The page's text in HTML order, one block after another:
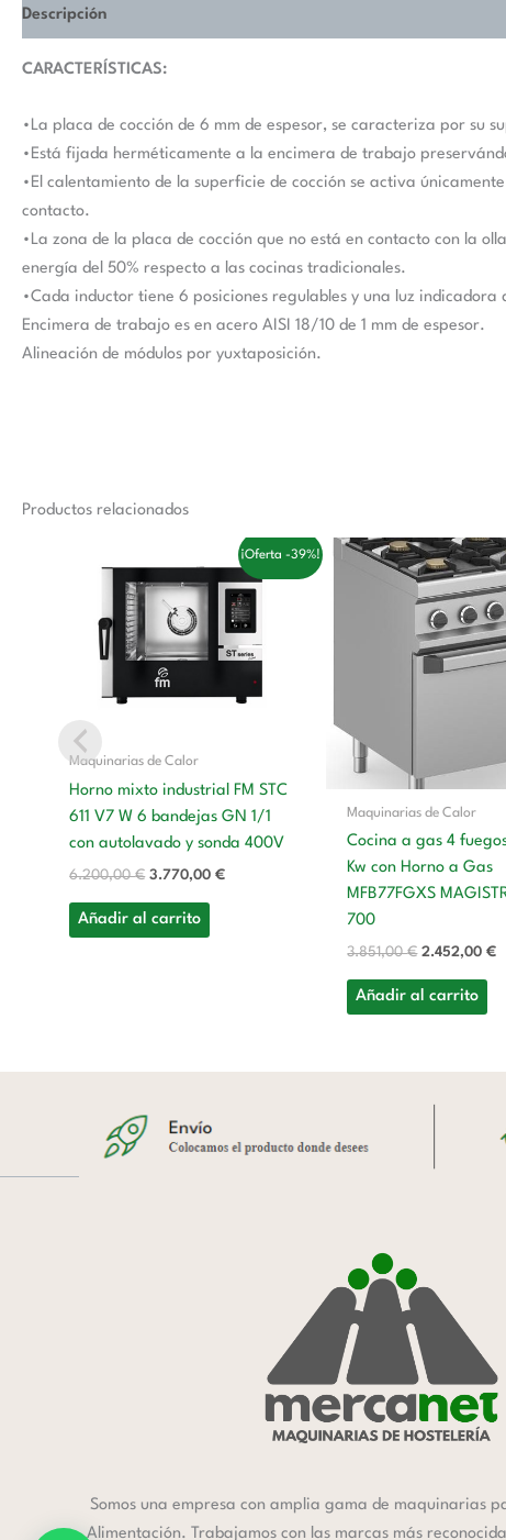
Descripción
CARACTERÍSTICAS:
•La placa de cocción de 6 mm de espesor, se caracteriza por su
•Está fijada herméticamente a la encimera de trabajo
•El calentamiento de la superficie de cocción se activa
contacto.
•La zona de la placa de cocción que no está en contacto con la
energía del 50% respecto a las cocinas tradicionales.
•Cada inductor tiene 6 posiciones regulables y una luz
Encimera de trabajo es en acero AISI 18/10 de 1 mm de espesor.
Alineación de módulos por yuxtaposición.
Productos relacionados
¡Oferta -39%!
Maquinarias de Calor
Horno mixto industrial FM STC
611 V7 W 6 bandejas GN 1/1
con autolavado y sonda 400V
6.200,00€
precio
original
era:
6.200,00 €.
3.770,00€
precio
actual
es:
3.770,00 €.
Añadir al carrito
Maquinarias de Calor
Cocina a gas 4
Kw con Horno a Gas
MFB77FGXS
700
3.851,00€
El
precio
original
era:
3.851,00 €.
2.452,00€
Añadir al carrito
Somos una empresa con amplia gama de maquinarias
Alimentación. Trabajamos con las marcas más